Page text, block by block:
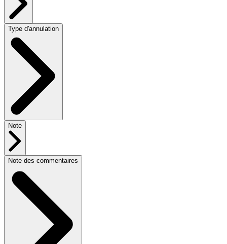
Type d'annulation
Note
Note des commentaires